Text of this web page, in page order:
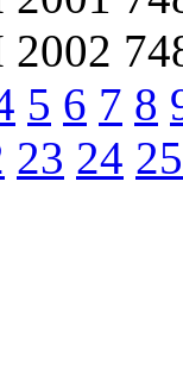
5 6 7 8
23 24 25